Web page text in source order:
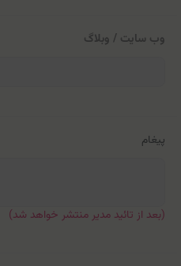
وب سایت / وبلاگ
پیغام
(بعد از تائید مدیر منتشر خواهد شد)